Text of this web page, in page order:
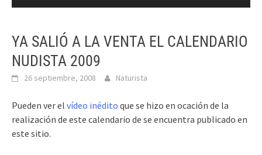
YA SALIÓ A LA VENTA EL CALENDARIO
NUDISTA 2009
26 septiembre, 2008 Naturista
Pueden ver el vídeo inédito que se hizo en ocación de la
realización de este calendario de se encuentra publicado en
este sitio.